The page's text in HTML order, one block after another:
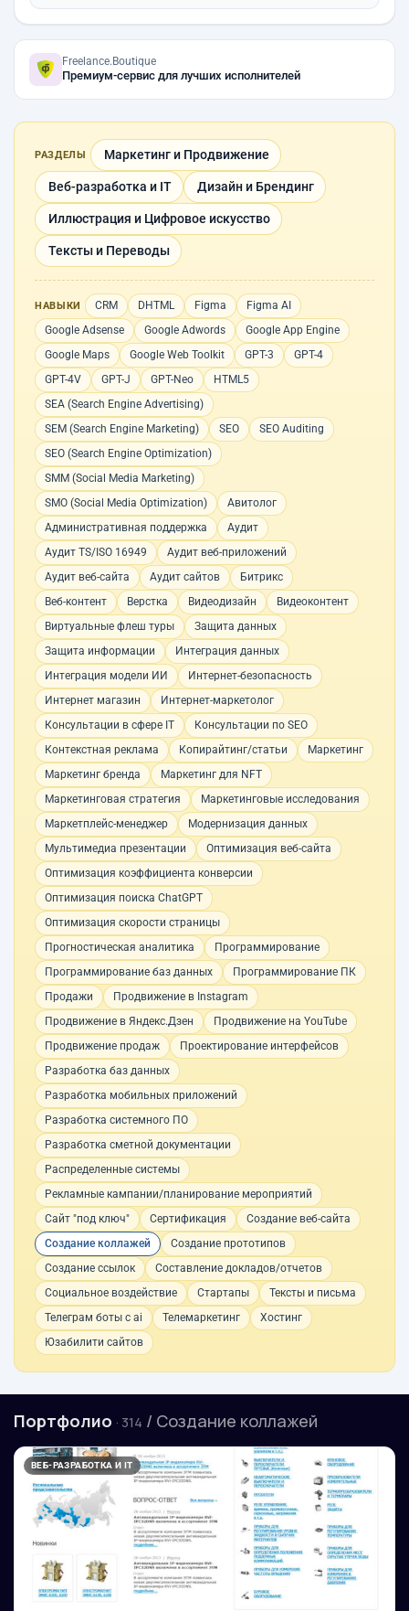
Freelance.Boutique
Премиум-сервис для лучших исполнителей
РАЗДЕЛЫ Маркетинг и Продвижение
Веб-разработка и IT Дизайн и Брендинг
Иллюстрация и Цифровое искусство
Тексты и Переводы
НАВЫКИ CRM DHTML Figma
Figma AI
Google Adsense
Google Adwords
Google App Engine
Google Maps
Google Web Toolkit GPT-3
GPT-4
GPT-4V
GPT-J GPT-Neo
HTML5
SEA (Search Engine Advertising)
SEM (Search Engine Marketing)
SEO
SEO Auditing
SEO (Search Engine Optimization)
SMM (Social Media Marketing)
SMO (Social Media Optimization)
Авитолог
Административная поддержка
Аудит
Аудит TS/ISO 16949
Аудит веб-приложений
Аудит веб-сайта
Аудит сайтов
Битрикс
Веб-контент
Верстка Видеодизайн
Видеоконтент
Виртуальные флеш туры
Защита данных
Защита информации
Интеграция данных
Интеграция модели ИИ
Интернет-безопасность
Интернет магазин
Интернет-маркетолог
Консультации в сфере IT
Консультации по SEO
Контекстная реклама
Копирайтинг/статьи
Маркетинг
Маркетинг бренда
Маркетинг для NFT
Маркетинговая стратегия
Маркетинговые исследования
Маркетплейс-менеджер
Модернизация данных
Мультимедиа презентации
Оптимизация веб-сайта
Оптимизация коэффициента конверсии
Оптимизация поиска ChatGPT
Оптимизация скорости страницы
Прогностическая аналитика
Программирование
Программирование баз данных
Программирование ПК
Продажи
Продвижение в Instagram
Продвижение в Яндекс.Дзен
Продвижение на YouTube
Продвижение продаж
Проектирование интерфейсов
Разработка баз данных
Разработка мобильных приложений
Разработка системного ПО
Разработка сметной документации
Распределенные системы
Рекламные кампании/планирование мероприятий
Сайт "под ключ"
Сертификация
Создание веб-сайта
Создание коллажей
Создание прототипов
Создание ссылок
Составление докладов/отчетов
Социальное воздействие
Стартапы
Тексты и письма
Телеграм боты с ai
Телемаркетинг
Хостинг
Юзабилити сайтов
Портфолио · 314 / Создание коллажей
ВЕБ-РАЗРАБОТКА И IT